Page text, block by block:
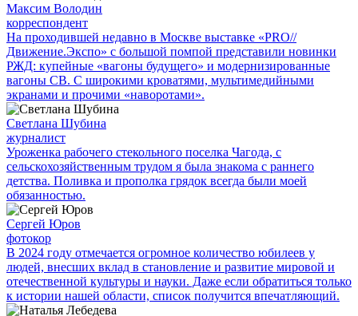
Максим Володин
корреспондент
На проходившей недавно в Мос­кве выставке «PRO//
Движение.Экспо» с большой помпой представили новинки
РЖД: купейные «вагоны будущего» и модернизированные
вагоны СВ. С широкими кроватями, мультимедийными
экранами и прочими «наворотами».
Светлана Шубина
журналист
Уроженка рабочего стекольного поселка Чагода, с
сельскохозяйственным трудом я была знакома с раннего
детства. Поливка и прополка грядок всегда были моей
обязанностью.
Сергей Юров
фотокор
В 2024 году отмечается огромное количество юбилеев у
людей, внесших вклад в становление и развитие мировой и
отечественной культуры и науки. Даже если обратиться только
к истории нашей области, список получится впечатляющий.